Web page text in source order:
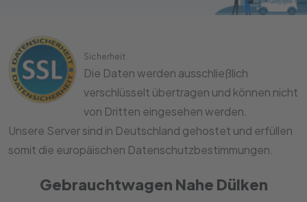
Sicherheit
Die Daten werden ausschließlich
verschlüsselt übertragen und können nicht
von Dritten eingesehen werden.
Unsere Server sind in Deutschland gehostet und erfüllen
somit die europäischen Datenschutzbestimmungen.
Gebrauchtwagen Nahe Dülken